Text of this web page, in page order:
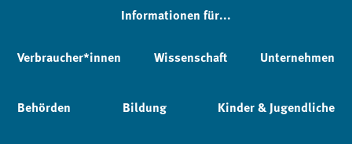
Informationen für...
Verbraucher*innen Wissenschaft Unternehmen
Behörden Bildung Kinder & Jugendliche